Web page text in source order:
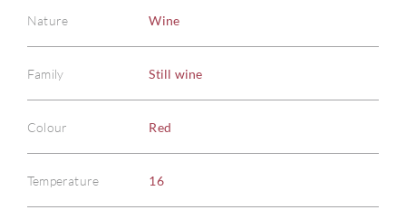
Nature Wine
Family Still wine
Colour Red
Temperature 16